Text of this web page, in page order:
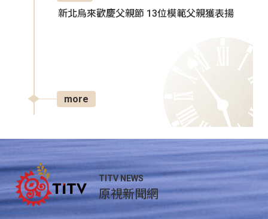
新北烏來歡慶父親節 13位模範父親獲表揚
more
TITV NEWS
原視新聞網